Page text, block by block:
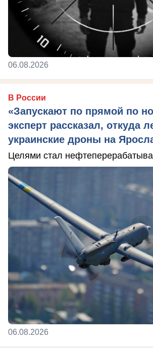
06.08.2026
В России
«Запускают по прямой по
эксперт рассказал, откуда
украинские дроны на
Целями стал
06.08.2026